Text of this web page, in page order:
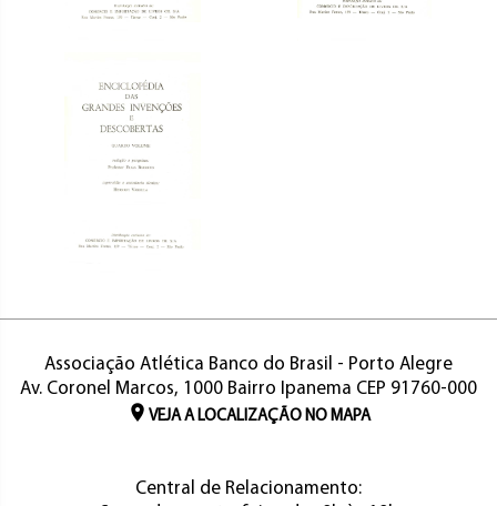
Associação Atlética Banco do Brasil - Porto Alegre
Av. Coronel Marcos, 1000 Bairro Ipanema CEP 91760-000
VEJA A LOCALIZAÇÃO NO MAPA
Central de Relacionamento: